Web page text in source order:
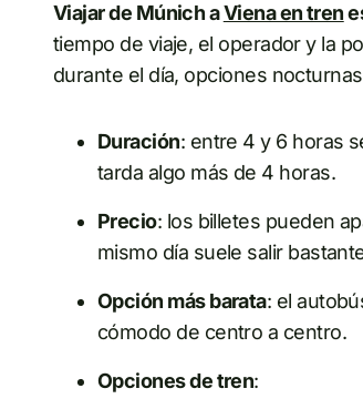
Viajar de Múnich aViena en tren
tiempo de viaje, el operador y la
durante el día, opciones
Duración: entre 4 y 6 horas
tarda algo más de 4 horas.
Precio: los billetes pueden
mismo día suele salir
Opción más barata: el
cómodo de centro a centro.
Opciones de tren: